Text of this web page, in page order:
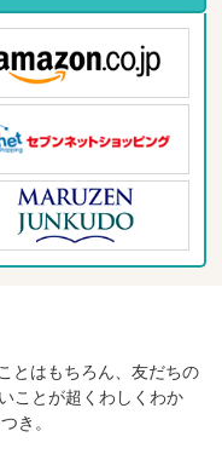
とはもちろん、友だちの
ことが超くわしくわか
つき。